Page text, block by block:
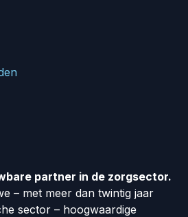
partner in de zorgsector.
– met meer dan twintig jaar
sector – hoogwaardige